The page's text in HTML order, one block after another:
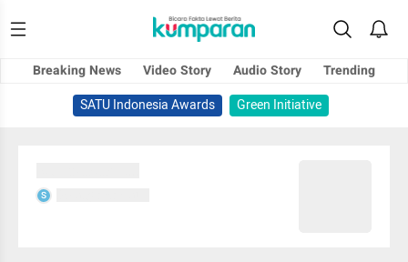
Breaking News Video Story Audio Story
Trending
SATU Indonesia Awards
Green Initiative
S